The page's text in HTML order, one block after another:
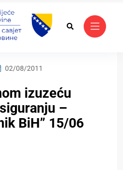
02/08/2011
izuzeću
–
BiH” 15/06